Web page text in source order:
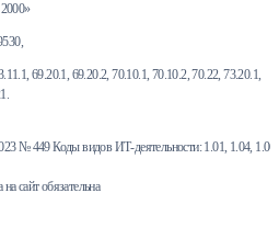
69.20.1, 69.20.2, 70.10.1, 70.10.2, 70.22, 73.20.1,
№ 449 Коды видов ИТ-деятельности: 1.01, 1.04, 1.06,
сайт обязательна